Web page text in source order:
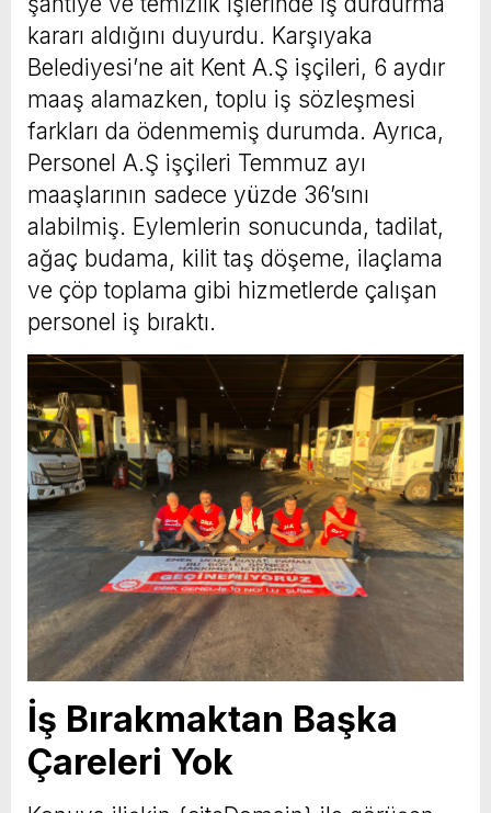
kararı aldığını duyurdu. Karşıyaka
Belediyesi’ne ait Kent A.Ş işçileri, 6 aydır
maaş alamazken, toplu iş sözleşmesi
farkları da ödenmemiş durumda. Ayrıca,
Personel A.Ş işçileri Temmuz ayı
maaşlarının sadece yüzde 36’sını
alabilmiş. Eylemlerin sonucunda, tadilat,
ağaç budama, kilit taş döşeme, ilaçlama
ve çöp toplama gibi hizmetlerde çalışan
personel iş bıraktı.
İş Bırakmaktan Başka
Çareleri Yok